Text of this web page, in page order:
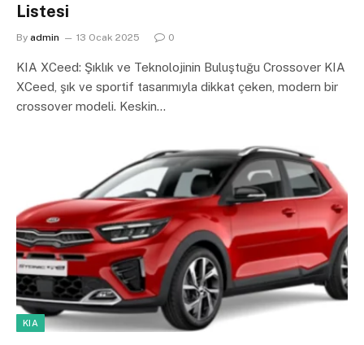
Listesi
By admin 13 Ocak 2025 0
KIA XCeed: Şıklık ve Teknolojinin Buluştuğu Crossover KIA
XCeed, şık ve sportif tasarımıyla dikkat çeken, modern bir
crossover modeli. Keskin…
KIA